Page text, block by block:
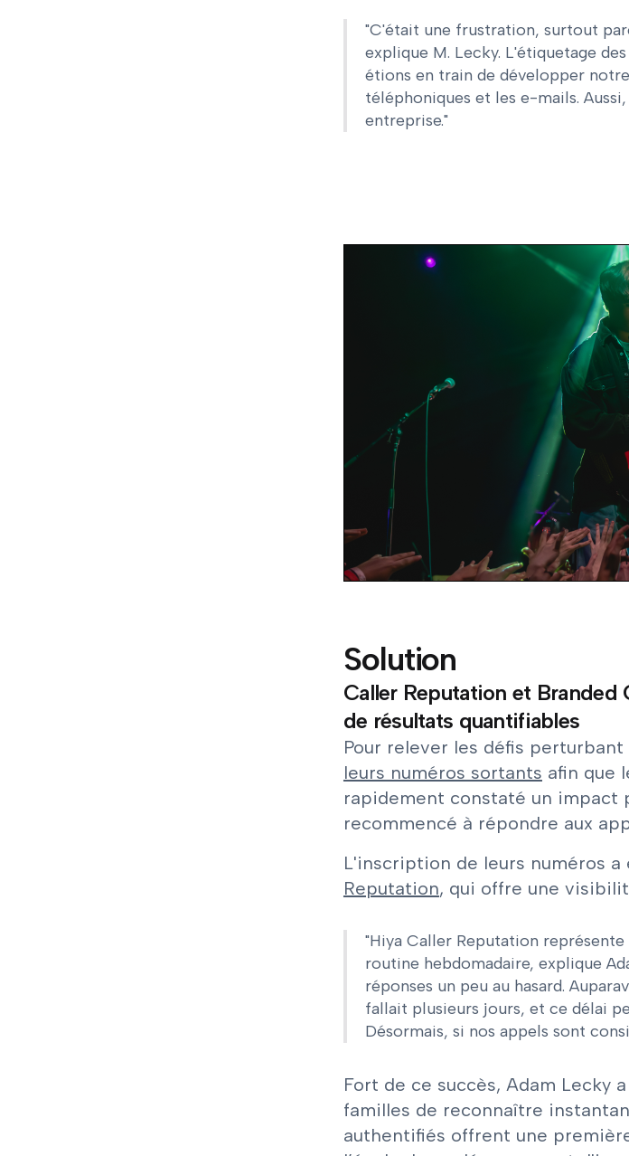
"C'était une frustration, surtout
explique M. Lecky. L'étiquetage
étions en train de développer
téléphoniques et les e-mails.
entreprise."
Solution
Caller Reputation et
de résultats quantifiables
Pour relever les défis
leurs numéros sortants afin que
rapidement constaté un impact
recommencé à répondre aux
L'inscription de leurs numéros
Reputation, qui offre une
"Hiya Caller Reputation
routine hebdomadaire, explique
réponses un peu au hasard.
fallait plusieurs jours, et ce délai
Désormais, si nos appels sont
Fort de ce succès, Adam Lecky
familles de reconnaître
authentifiés offrent une